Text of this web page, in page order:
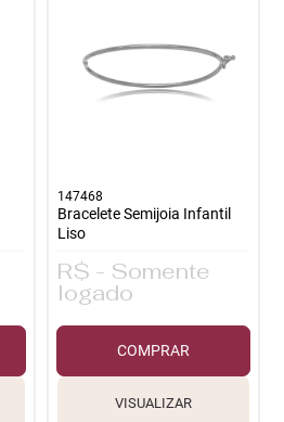
147468
Bracelete Semijoia Infantil
Liso
R$ - Somente
logado
COMPRAR
VISUALIZAR